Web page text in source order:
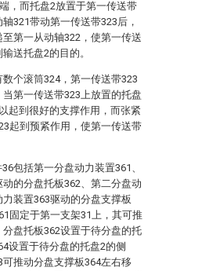
，而托盘2放置于第一传送带
321带动第一传送带323后，
第一从动轴322，使第一传送
送托盘2的目的。
个滚筒324，第一传送带323
第一传送带323上放置的托盘
起到很好的支撑作用，而张紧
起到预紧作用，使第一传送带
包括第一分盘动力装置361、
的分盘托板362、第二分盘动
装置363驱动的分盘支撑板
固定于第一支架31上，其可推
盘托板362设置于待分盘的托
设置于待分盘的托盘2的侧
推动分盘支撑板364左右移